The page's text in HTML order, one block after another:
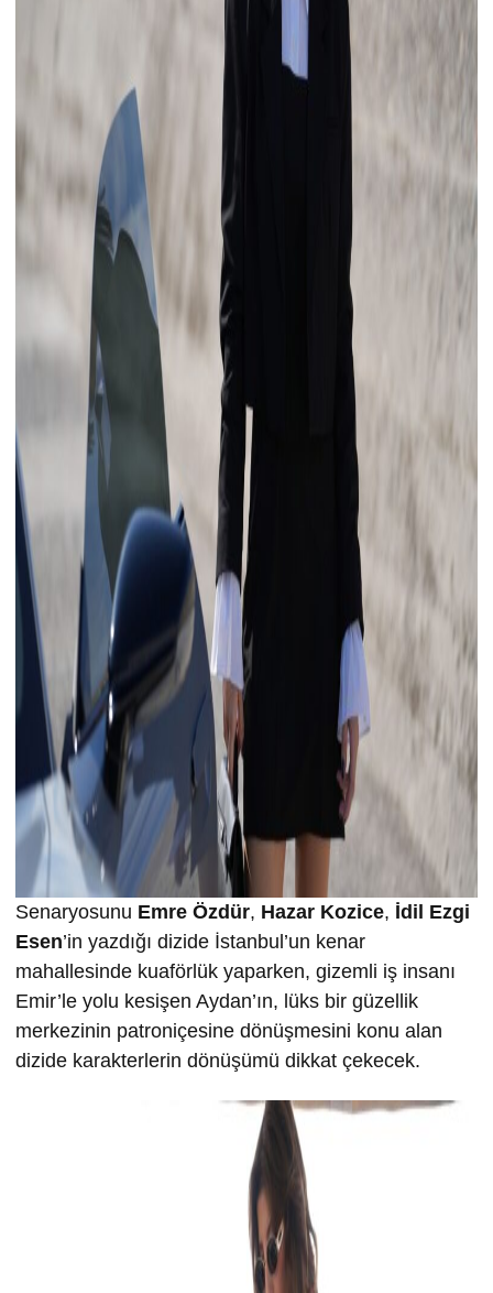
Senaryosunu Emre Özdür, Hazar Kozice, İdil Ezgi
Esen’in yazdığı dizide İstanbul’un kenar
mahallesinde kuaförlük yaparken, gizemli iş insanı
Emir’le yolu kesişen Aydan’ın, lüks bir güzellik
merkezinin patroniçesine dönüşmesini konu alan
dizide karakterlerin dönüşümü dikkat çekecek.